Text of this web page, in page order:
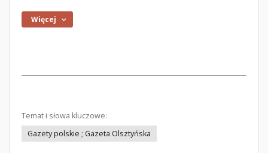
Więcej
Temat i słowa kluczowe:
Gazety polskie ; Gazeta Olsztyńska